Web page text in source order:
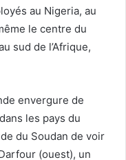
au Nigeria, au
le centre du
sud de l’Afrique,
envergure de
les pays du
du Soudan de voir
(ouest), un